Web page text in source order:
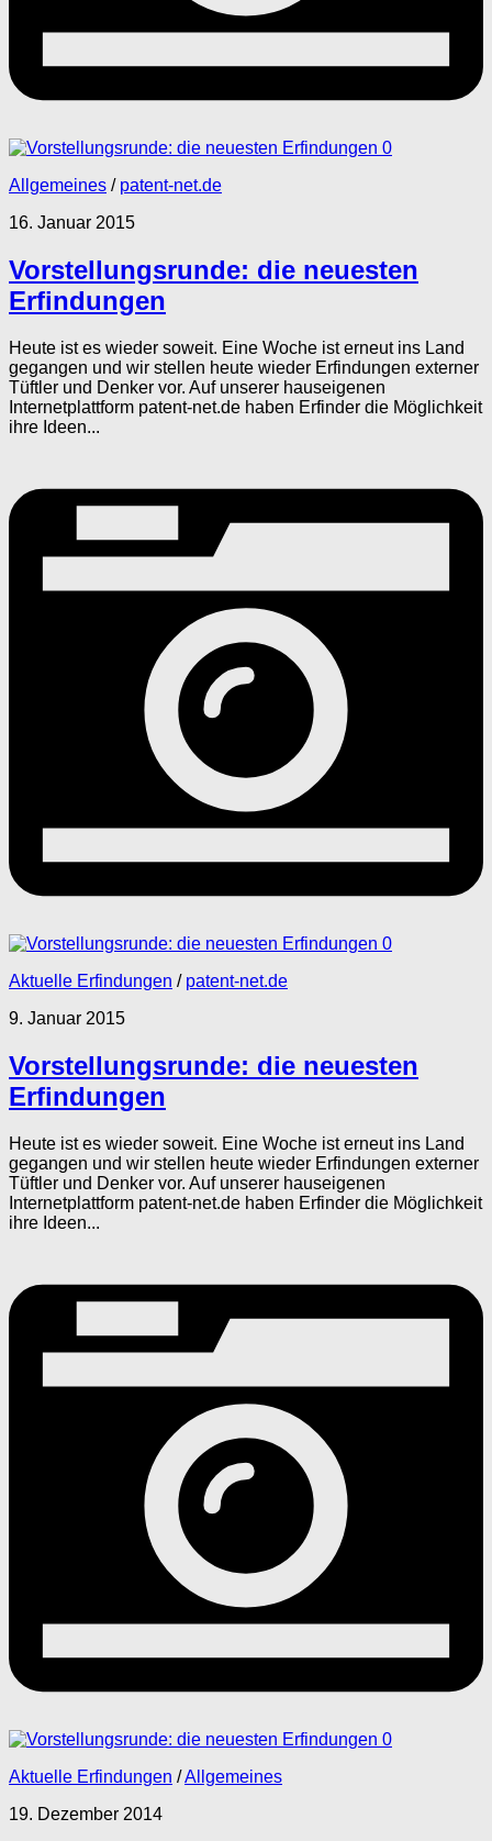
0
Allgemeines / patent-net.de
16. Januar 2015
Vorstellungsrunde: die neuesten
Erfindungen
Heute ist es wieder soweit. Eine Woche ist erneut ins Land
gegangen und wir stellen heute wieder Erfindungen externer
Tüftler und Denker vor. Auf unserer hauseigenen
Internetplattform patent-net.de haben Erfinder die Möglichkeit
ihre Ideen...
0
Aktuelle Erfindungen / patent-net.de
9. Januar 2015
Vorstellungsrunde: die neuesten
Erfindungen
Heute ist es wieder soweit. Eine Woche ist erneut ins Land
gegangen und wir stellen heute wieder Erfindungen externer
Tüftler und Denker vor. Auf unserer hauseigenen
Internetplattform patent-net.de haben Erfinder die Möglichkeit
ihre Ideen...
0
Aktuelle Erfindungen /Allgemeines
19. Dezember 2014